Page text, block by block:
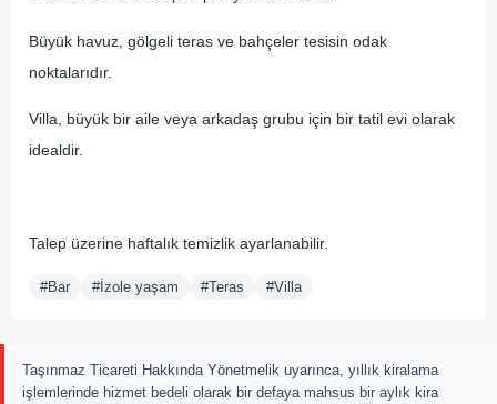
Büyük havuz, gölgeli teras ve bahçeler tesisin odak
noktalarıdır.
Villa, büyük bir aile veya arkadaş grubu için bir tatil evi olarak
idealdir.
Talep üzerine haftalık temizlik ayarlanabilir.
#Bar #İzole yaşam #Teras #Villa
Taşınmaz Ticareti Hakkında Yönetmelik uyarınca, yıllık kiralama
işlemlerinde hizmet bedeli olarak bir defaya mahsus bir aylık kira